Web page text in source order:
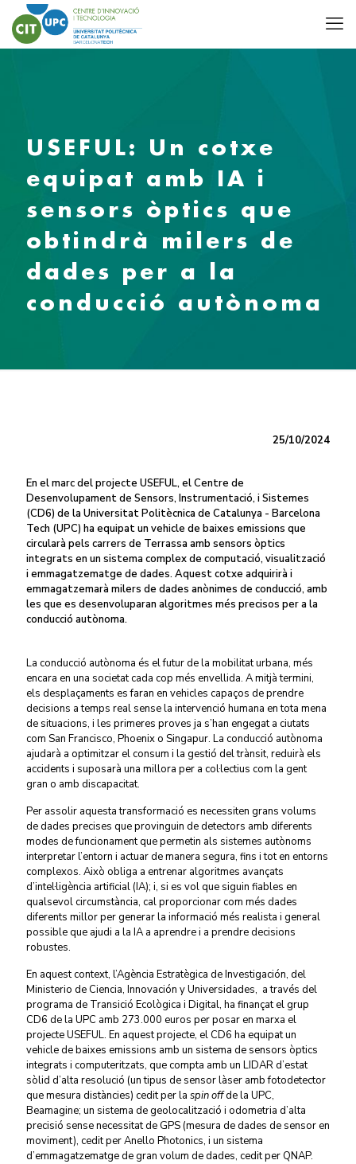
USEFUL: Un cotxe
equipat amb IA i
sensors òptics que
obtindrà milers de
dades per a la
conducció autònoma
25/10/2024
En el marc del projecte USEFUL, el Centre de
Desenvolupament de Sensors, Instrumentació, i Sistemes
(CD6) de la Universitat Politècnica de Catalunya - Barcelona
Tech (UPC) ha equipat un vehicle de baixes emissions que
circularà pels carrers de Terrassa amb sensors òptics
integrats en un sistema complex de computació, visualització
i emmagatzematge de dades. Aquest cotxe adquirirà i
emmagatzemarà milers de dades anònimes de conducció, amb
les que es desenvoluparan algoritmes més precisos per a la
conducció autònoma.
La conducció autònoma és el futur de la mobilitat urbana, més
encara en una societat cada cop més envellida. A mitjà termini,
els desplaçaments es faran en vehicles capaços de prendre
decisions a temps real sense la intervenció humana en tota mena
de situacions, i les primeres proves ja s’han engegat a ciutats
com San Francisco, Phoenix o Singapur. La conducció autònoma
ajudarà a optimitzar el consum i la gestió del trànsit, reduirà els
accidents i suposarà una millora per a col·lectius com la gent
gran o amb discapacitat.
Per assolir aquesta transformació es necessiten grans volums
de dades precises que provinguin de detectors amb diferents
modes de funcionament que permetin als sistemes autònoms
interpretar l’entorn i actuar de manera segura, fins i tot en entorns
complexos. Això obliga a entrenar algoritmes avançats
d’intel·ligència artificial (IA); i, si es vol que siguin fiables en
qualsevol circumstància, cal proporcionar com més dades
diferents millor per generar la informació més realista i general
possible que ajudi a la IA a aprendre i a prendre decisions
robustes.
En aquest context, l’Agència Estratègica de Investigación, del
Ministerio de Ciencia, Innovación y Universidades, a través del
programa de Transició Ecològica i Digital, ha finançat el grup
CD6 de la UPC amb 273.000 euros per posar en marxa el
projecte USEFUL. En aquest projecte, el CD6 ha equipat un
vehicle de baixes emissions amb un sistema de sensors òptics
integrats i computeritzats, que compta amb un LIDAR d’estat
sòlid d’alta resolució (un tipus de sensor làser amb fotodetector
que mesura distàncies) cedit per la spin offde la UPC,
Beamagine; un sistema de geolocalització i odometria d’alta
precisió sense necessitat de GPS (mesura de dades de sensor en
moviment), cedit per Anello Photonics, i un sistema
d’emmagatzematge de gran volum de dades, cedit per QNAP.